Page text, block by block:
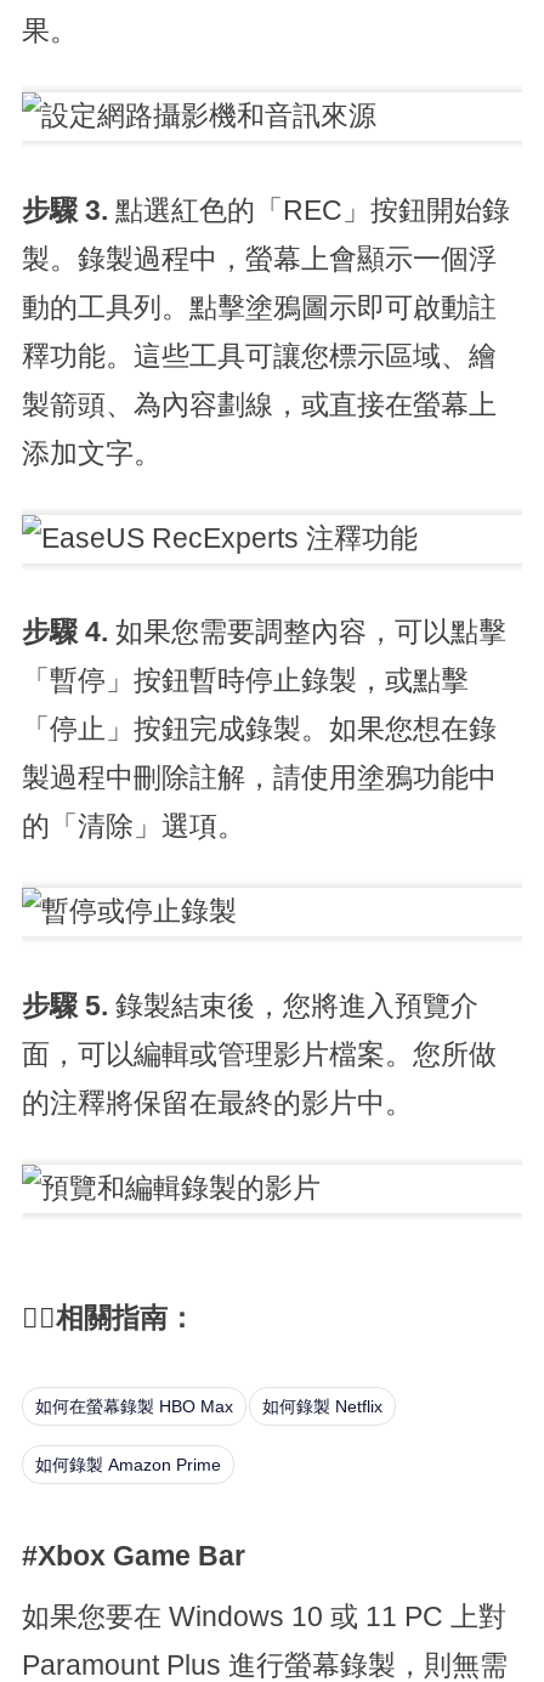
果。
步驟 3. 點選紅色的「REC」按鈕開始錄
製。錄製過程中，螢幕上會顯示一個浮
動的工具列。點擊塗鴉圖示即可啟動註
釋功能。這些工具可讓您標示區域、繪
製箭頭、為內容劃線，或直接在螢幕上
添加文字。
步驟 4. 如果您需要調整內容，可以點擊
「暫停」按鈕暫時停止錄製，或點擊
「停止」按鈕完成錄製。如果您想在錄
製過程中刪除註解，請使用塗鴉功能中
的「清除」選項。
步驟 5. 錄製結束後，您將進入預覽介
面，可以編輯或管理影片檔案。您所做
的注釋將保留在最終的影片中。
🙇‍♀️相關指南：
如何在螢幕錄製 HBO Max 如何錄製 Netflix
如何錄製 Amazon Prime
#Xbox Game Bar
如果您要在 Windows 10 或 11 PC 上對
Paramount Plus 進行螢幕錄製，則無需